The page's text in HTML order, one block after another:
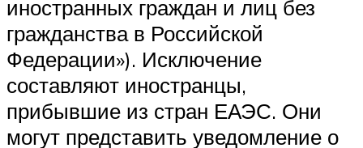
иностранных граждан и лиц без
гражданства в Российской
Федерации»). Исключение
составляют иностранцы,
прибывшие из стран ЕАЭС. Они
могут представить уведомление о